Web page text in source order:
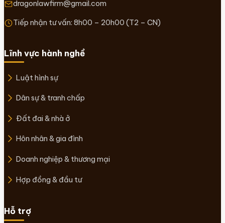
dragonlawfirm@gmail.com
Tiếp nhận tư vấn: 8h00 – 20h00 (T2 – CN)
Lĩnh vực hành nghề
Luật hình sự
Dân sự & tranh chấp
Đất đai & nhà ở
Hôn nhân & gia đình
Doanh nghiệp & thương mại
Hợp đồng & đầu tư
Hỗ trợ